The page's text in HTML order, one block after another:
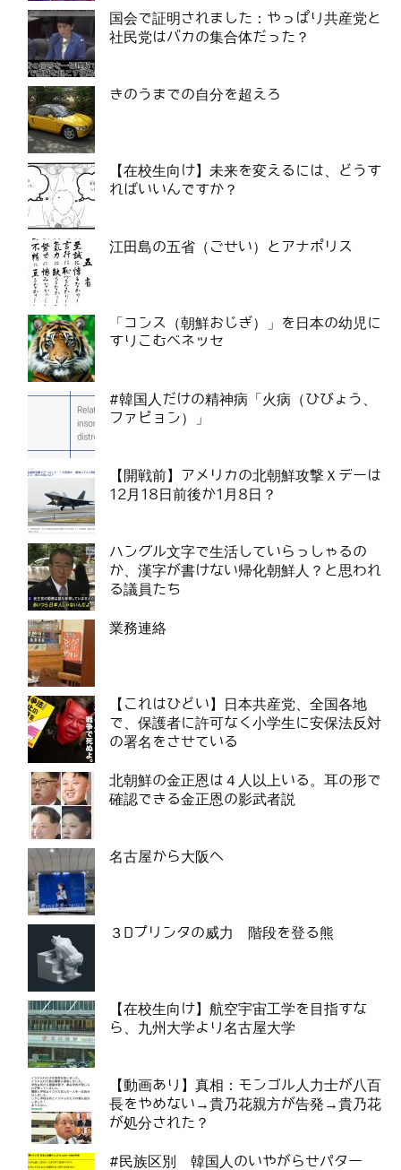
国会で証明されました：やっぱり共産党と
社民党はバカの集合体だった？
きのうまでの自分を超えろ
【在校生向け】未来を変えるには、どうす
ればいいんですか？
江田島の五省（ごせい）とアナポリス
「コンス（朝鮮おじぎ）」を日本の幼児に
すりこむベネッセ
#韓国人だけの精神病「火病（ひびょう、
ファビョン）」
【開戦前】アメリカの北朝鮮攻撃Ｘデーは
12月18日前後か1月8日？
ハングル文字で生活していらっしゃるの
か、漢字が書けない帰化朝鮮人？と思われ
る議員たち
業務連絡
【これはひどい】日本共産党、全国各地
で、保護者に許可なく小学生に安保法反対
の署名をさせている
北朝鮮の金正恩は４人以上いる。耳の形で
確認できる金正恩の影武者説
名古屋から大阪へ
３Dプリンタの威力 階段を登る熊
【在校生向け】航空宇宙工学を目指すな
ら、九州大学より名古屋大学
【動画あり】真相：モンゴル人力士が八百
長をやめない→貴乃花親方が告発→貴乃花
が処分された？
#民族区別 韓国人のいやがらせパター